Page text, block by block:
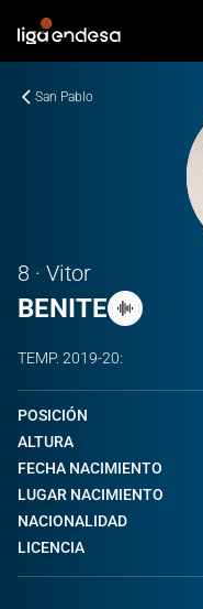
San Pablo
8 · Vitor
BENITE
TEMP. 2019-20:
POSICIÓN
ALTURA
FECHA NACIMIENTO
LUGAR NACIMIENTO
NACIONALIDAD
LICENCIA